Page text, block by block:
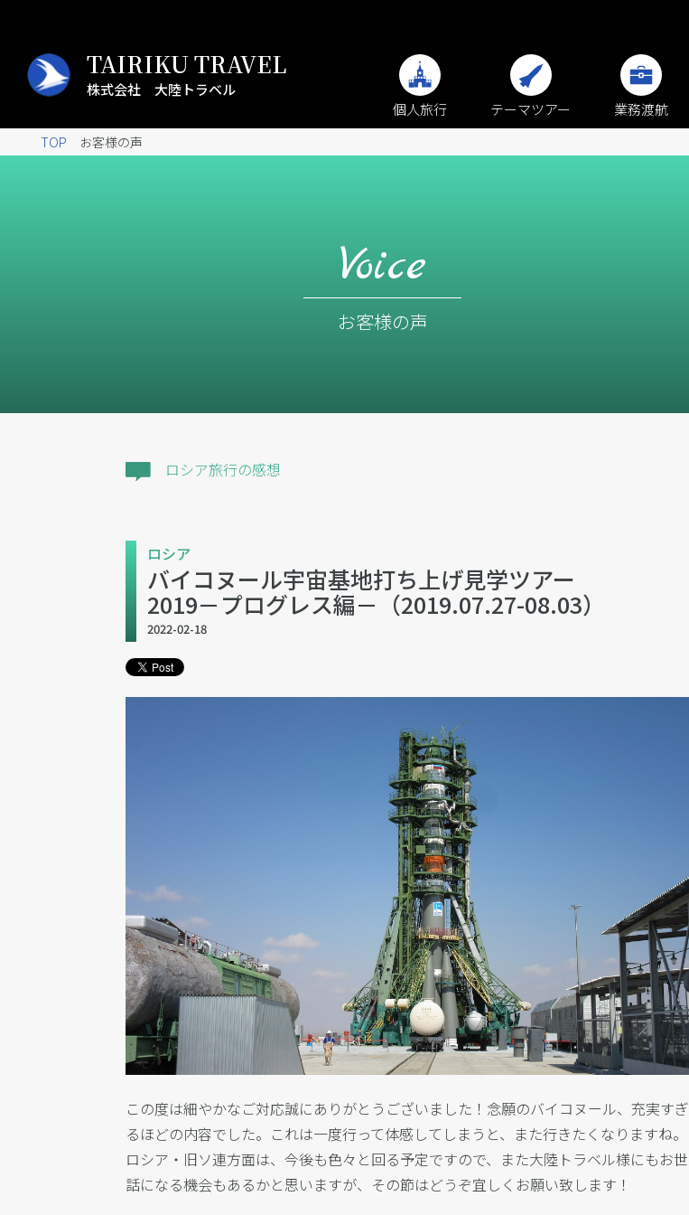
TAIRIKU TRAVEL
株式会社 大陸トラベル
個人旅行
テーマツアー 業務渡航
TOP お客様の声
Voice
お客様の声
ロシア旅行の感想
ロシア
バイコヌール宇宙基地打ち上げ見学ツアー
2019－プログレス編－（2019.07.27-08.03）
2022-02-18
この度は細やかなご対応誠にありがとうございました！念願のバイコヌール、充実すぎ
るほどの内容でした。これは一度行って体感してしまうと、また行きたくなりますね。
ロシア・旧ソ連方面は、今後も色々と回る予定ですので、また大陸トラベル様にもお世
話になる機会もあるかと思いますが、その節はどうぞ宜しくお願い致します！